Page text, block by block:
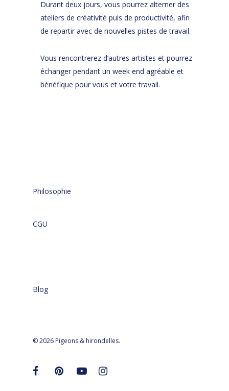
Durant deux jours, vous pourrez alterner des
ateliers de créativité puis de productivité, afin
de repartir avec de nouvelles pistes de travail.
Vous rencontrerez d’autres artistes et pourrez
échanger pendant un week end agréable et
bénéfique pour vous et votre travail.
Philosophie
CGU
Blog
© 2026 Pigeons & hirondelles.